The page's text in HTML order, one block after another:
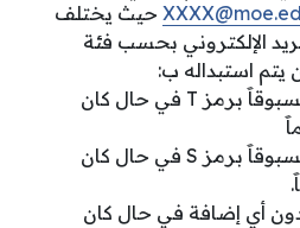
حيث يختلف
الإلكتروني بحسب فئة
استبداله ب:
الرقم المدني مسبوقاََ برمز T في حال كان
الرقم المدني مسبوقاََ برمز S في حال كان
أي إضافة في حال كان